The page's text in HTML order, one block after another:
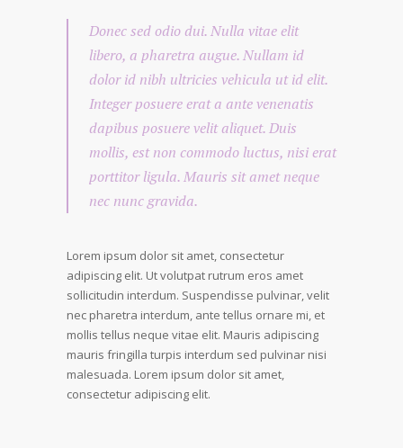
Donec sed odio dui. Nulla vitae elit
libero, a pharetra augue. Nullam id
dolor id nibh ultricies vehicula ut id elit.
Integer posuere erat a ante venenatis
dapibus posuere velit aliquet. Duis
mollis, est non commodo luctus, nisi erat
porttitor ligula. Mauris sit amet neque
nec nunc gravida.
Lorem ipsum dolor sit amet, consectetur
adipiscing elit. Ut volutpat rutrum eros amet
sollicitudin interdum. Suspendisse pulvinar, velit
nec pharetra interdum, ante tellus ornare mi, et
mollis tellus neque vitae elit. Mauris adipiscing
mauris fringilla turpis interdum sed pulvinar nisi
malesuada. Lorem ipsum dolor sit amet,
consectetur adipiscing elit.